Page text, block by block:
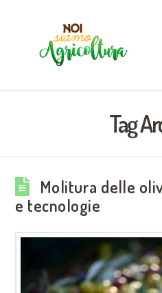
Tag
Molitura delle
e tecnologie